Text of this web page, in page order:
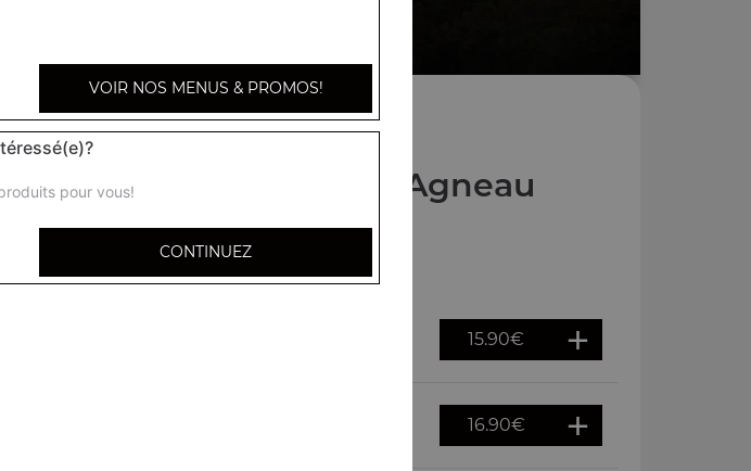
Nos Plats à l'Agneau
15.90€
16.90€
VOIR NOS MENUS & PROMOS!
pour vous!
CONTINUEZ